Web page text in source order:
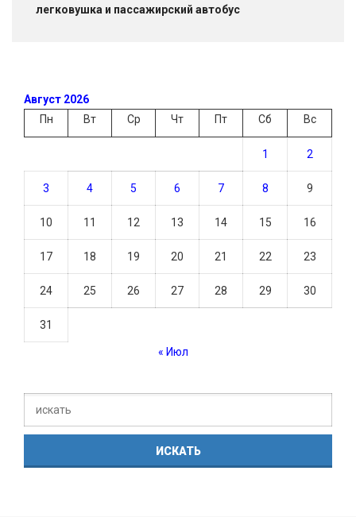
легковушка и пассажирский автобус
Август 2026
Пн
Вт Ср Чт Пт Сб Вс
1 2
3 4 5 6 7 8 9
10 11 12 13 14 15 16
17 18 19 20 21 22 23
24 25 26 27 28 29 30
31
« Июл